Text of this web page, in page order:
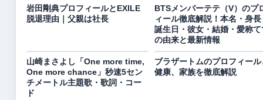
岩田剛典プロフィールとEXILE
脱退理由｜父親は社長
BTSメンバーテテ（V）のプ
ィール徹底解説！本名・身長
誕生日・彼女・結婚・愛称て
の由来と最新情報
山崎まさよし「One more time,
One more chance」秒速5セン
チメートル主題歌・歌詞・コー
ド
ブラザートムのプロフィール
健康、家族を徹底解説